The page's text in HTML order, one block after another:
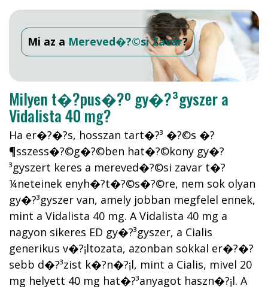
Mi az a Mereved�?©si Zavar?
Milyen t�?­pus�?º gy�?³gyszer a
Vidalista 40 mg?
Ha er�?�?s, hosszan tart�?³ �?©s �?
¶sszess�?©g�?©ben hat�?©kony gy�?
³gyszert keres a mereved�?©si zavar t�?
¼neteinek enyh�?­t�?©s�?©re, nem sok olyan
gy�?³gyszer van, amely jobban megfelel ennek,
mint a Vidalista 40 mg. A Vidalista 40 mg a
nagyon sikeres ED gy�?³gyszer, a Cialis
generikus v�?¡ltozata, azonban sokkal er�?�?
sebb d�?³zist k�?­n�?¡l, mint a Cialis, mivel 20
mg helyett 40 mg hat�?³anyagot haszn�?¡l. A